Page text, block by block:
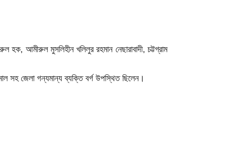
হক, আমীরুল মুসলিহীন খলিলুর রহমান নেছারাবাদী, চট্টগ্রাম
সহ জেলা গন্যমান্য ব্যক্তি বর্গ উপস্থিত ছিলেন।